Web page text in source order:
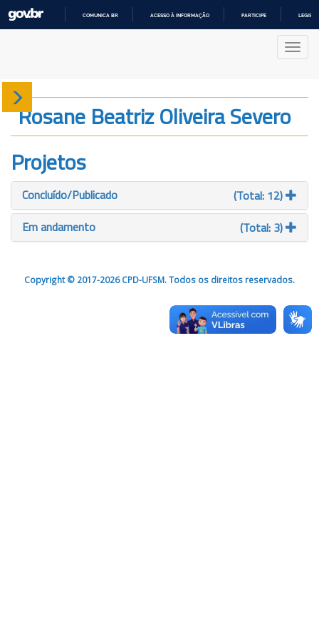
COMUNICA BR ACESSO À INFORMAÇÃO PARTICIPE
Sobre
Produção
Projetos
Gráficos
Rosane Beatriz Oliveira Severo
Projetos
Concluído/Publicado
(Total: 12)
Em andamento
(Total: 3)
Copyright © 2017-2026 CPD-UFSM. Todos os direitos reservados.